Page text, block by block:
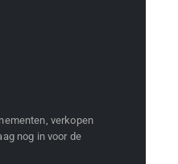
verkopen
nog in voor de